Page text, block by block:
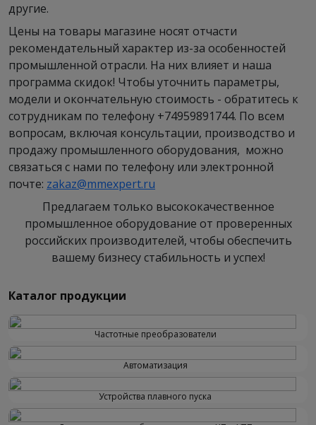
другие.
Цены на товары магазине носят отчасти
рекомендательный характер из-за особенностей
промышленной отрасли. На них влияет и наша
программа скидок! Чтобы уточнить параметры,
модели и окончательную стоимость - обратитесь к
сотрудникам по телефону +74959891744. По всем
вопросам, включая консультации, производство и
продажу промышленного оборудования, можно
связаться с нами по телефону или электронной
почте: zakaz@mmexpert.ru
Предлагаем только высококачественное
промышленное оборудование от проверенных
российских производителей, чтобы обеспечить
вашему бизнесу стабильность и успех!
Каталог продукции
Частотные преобразователи
Автоматизация
Устройства плавного пуска